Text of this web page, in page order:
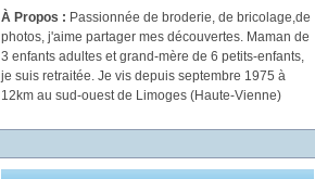
À Propos : Passionnée de broderie, de bricolage,de
photos, j'aime partager mes découvertes. Maman de
3 enfants adultes et grand-mère de 6 petits-enfants,
je suis retraitée. Je vis depuis septembre 1975 à
12km au sud-ouest de Limoges (Haute-Vienne)